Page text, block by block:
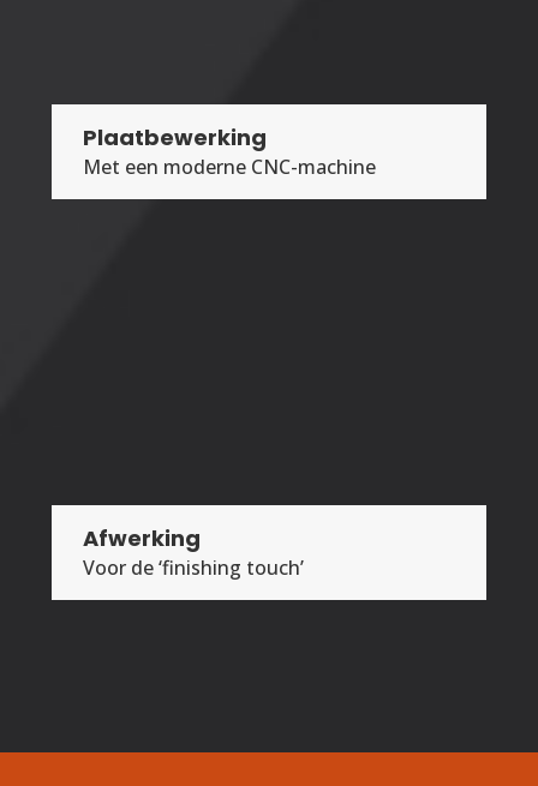
Plaatbewerking
Met een moderne CNC-machine
Afwerking
Voor de ‘finishing touch’